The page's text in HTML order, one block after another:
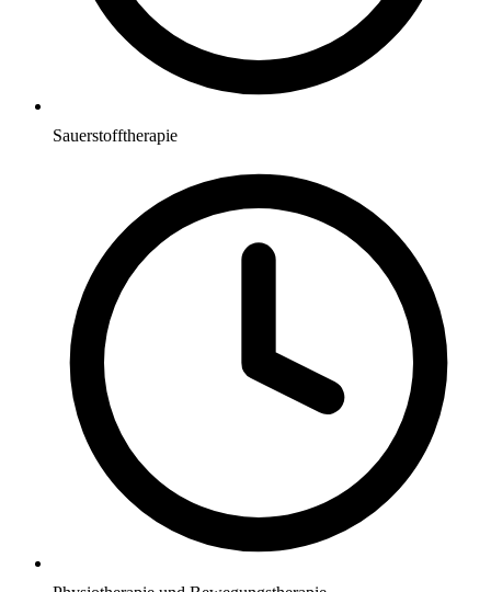
Sauerstofftherapie